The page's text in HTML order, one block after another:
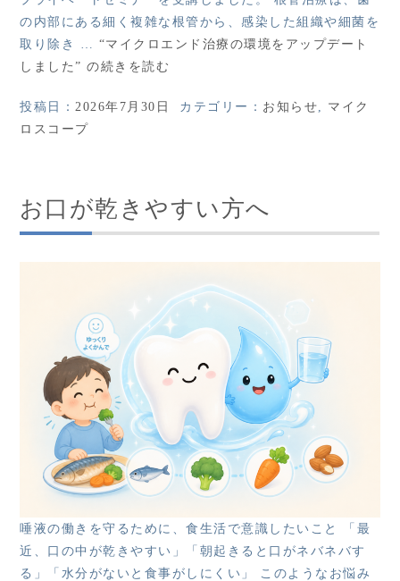
の内部にある細く複雑な根管から、感染した組織や細菌を
取り除き … “マイクロエンド治療の環境をアップデート
しました” の続きを読む
投稿日：2026年7月30日 カテゴリー： お知らせ, マイク
ロスコープ
お口が乾きやすい方へ
唾液の働きを守るために、食生活で意識したいこと 「最
近、口の中が乾きやすい」「朝起きると口がネバネバす
る」「水分がないと食事がしにくい」 このようなお悩み